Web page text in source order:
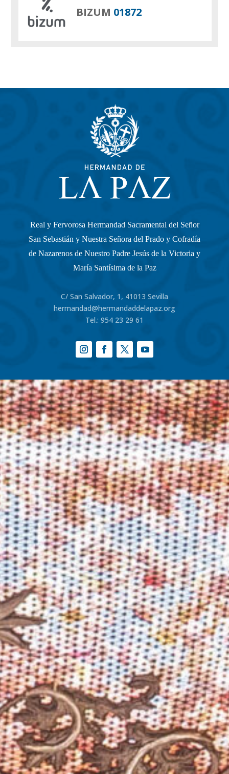
BIZUM 01872
Real y Fervorosa Hermandad Sacramental del Señor
San Sebastián y Nuestra Señora del Prado y Cofradía
de Nazarenos de Nuestro Padre Jesús de la Victoria y
María Santísima de la Paz
C/ San Salvador, 1, 41013 Sevilla
hermandad@hermandaddelapaz.org
Tel.: 954 23 29 61